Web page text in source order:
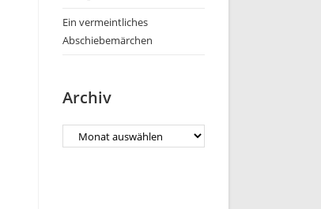
Ein vermeintliches
Abschiebemärchen
Archiv
Archiv